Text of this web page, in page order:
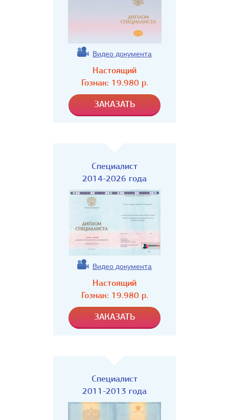
Видео документа
Настоящий
Гознак: 19.980р.
Специалист
2014-2026 года
Видео документа
Настоящий
Гознак: 19.980р.
Специалист
2011-2013 года